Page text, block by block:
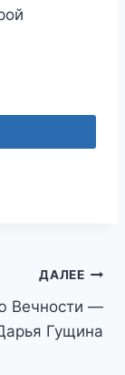
ДАЛЕЕ
Вечности —
Гущина